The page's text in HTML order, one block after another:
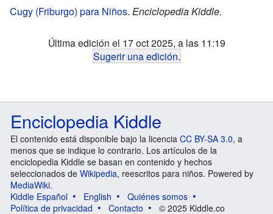
Cugy (Friburgo) para Niños. Enciclopedia Kiddle.
Última edición el 17 oct 2025, a las 11:19
Sugerir una edición.
Enciclopedia Kiddle
El contenido está disponible bajo la licencia CC BY-SA 3.0, a
menos que se indique lo contrario. Los artículos de la
enciclopedia Kiddle se basan en contenido y hechos
seleccionados de Wikipedia, reescritos para niños. Powered by
MediaWiki.
Kiddle Español
English
Quiénes somos
Política de privacidad
Contacto © 2025 Kiddle.co